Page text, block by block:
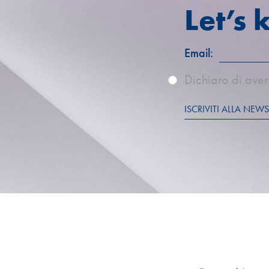
Let’s
Email:
Dichiaro di
ISCRIVITI ALLA